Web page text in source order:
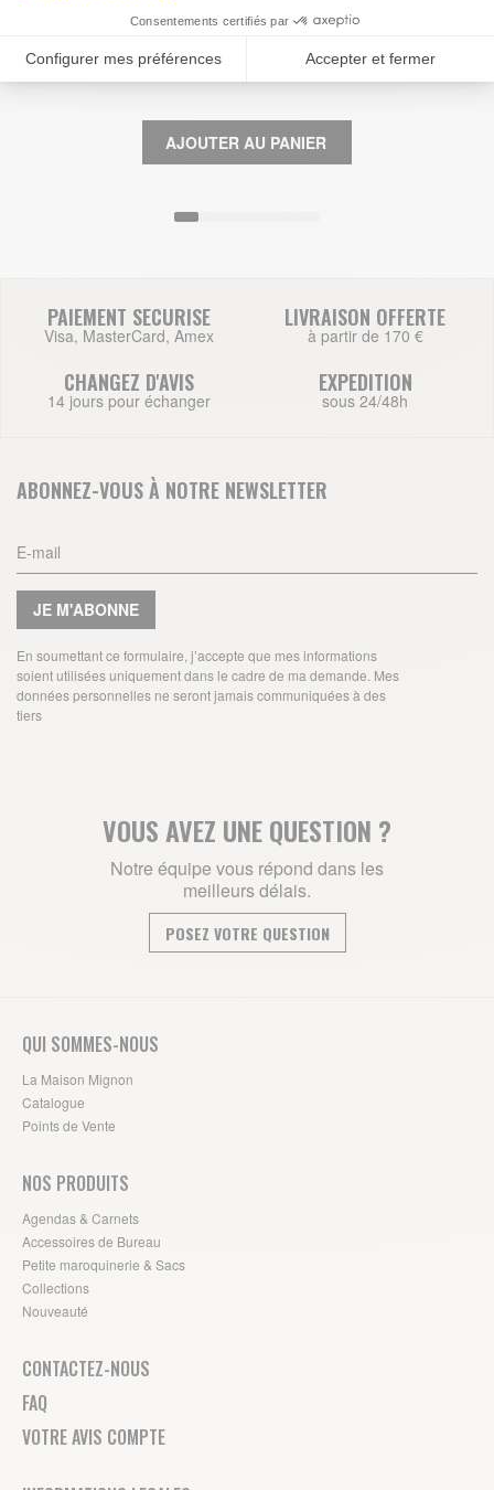
AJOUTER AU PANIER
PAIEMENT SECURISE
Visa, MasterCard, Amex
LIVRAISON OFFERTE
à partir de 170 €
CHANGEZ D'AVIS
14 jours pour échanger
EXPEDITION
sous 24/48h
ABONNEZ-VOUS À NOTRE NEWSLETTER
JE M'ABONNE
En soumettant ce formulaire, j’accepte que mes informations
soient utilisées uniquement dans le cadre de ma demande. Mes
données personnelles ne seront jamais communiquées à des
tiers
VOUS AVEZ UNE QUESTION ?
Notre équipe vous répond dans les
meilleurs délais.
POSEZ VOTRE QUESTION
QUI SOMMES-NOUS
La Maison Mignon
Catalogue
Points de Vente
NOS PRODUITS
Agendas & Carnets
Accessoires de Bureau
Petite maroquinerie & Sacs
Collections
Nouveauté
CONTACTEZ-NOUS
FAQ
VOTRE AVIS COMPTE